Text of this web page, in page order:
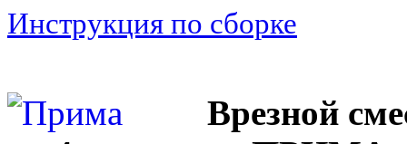
Инструкция по сборке
Врезной